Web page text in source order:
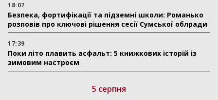
18:07
Безпека, фортифікації та підземні школи: Романько
розповів про ключові рішення сесії Сумської облради
17:39
Поки літо плавить асфальт: 5 книжкових історій із
зимовим настроєм
5 серпня